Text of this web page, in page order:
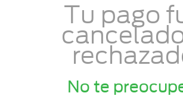
Tu pago
No te